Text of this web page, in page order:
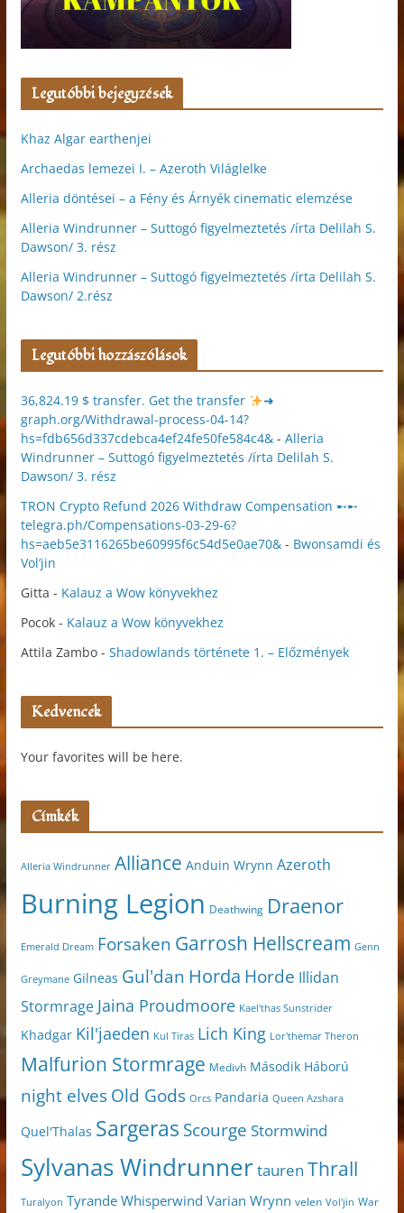
Legutóbbi bejegyzések
Khaz Algar earthenjei
Archaedas lemezei I. – Azeroth Világlelke
Alleria döntései – a Fény és Árnyék cinematic elemzése
Alleria Windrunner – Suttogó figyelmeztetés /írta Delilah S.
Dawson/ 3. rész
Alleria Windrunner – Suttogó figyelmeztetés /írta Delilah S.
Dawson/ 2.rész
Legutóbbi hozzászólások
36,824.19 $ transfer. Get the transfer
➜
graph.org/Withdrawal-process-04-14?
hs=fdb656d337cdebca4ef24fe50fe584c4&- Alleria
Windrunner – Suttogó figyelmeztetés /írta Delilah S.
Dawson/ 3. rész
TRON Crypto Refund 2026 Withdraw Compensation ➸➸
telegra.ph/Compensations-03-29-6?
hs=aeb5e3116265be60995f6c54d5e0ae70&- Bwonsamdi és
Vol’jin
Gitta - Kalauz a Wow könyvekhez
Pocok- Kalauz a Wow könyvekhez
Attila Zambo- Shadowlands története 1. – Előzmények
Kedvencek
Your favorites will be here.
Címkék
Alleria Windrunner Alliance Anduin Wrynn Azeroth
Burning Legion Deathwing Draenor
Emerald Dream Forsaken Garrosh Hellscream Genn
Greymane Gilneas Gul'dan Horda Horde Illidan
Stormrage Jaina Proudmoore Kael'thas Sunstrider
Khadgar Kil'jaeden Kul Tiras Lich King Lor'themar Theron
Malfurion Stormrage Medivh Második Háború
night elves Old Gods Orcs Pandaria Queen Azshara
Quel'Thalas Sargeras Scourge Stormwind
Sylvanas Windrunnertauren Thrall
Turalyon Tyrande Whisperwind Varian Wrynn velen Vol'jin War